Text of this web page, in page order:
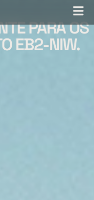
PARA OS
EB2-NIW.